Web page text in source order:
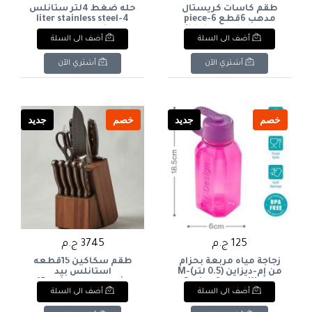
طقم كاسات كريستال
مدهب 6قطع 6-piece
gilded crystal glass set
أضف الى السلة
أشتري الآن
حله ضغط 4لتر ستانلس
4-liter stainless steel
pressure cooker
أضف الى السلة
أشتري الآن
خصم جديد
125 ج.م
زجاجة مياه مربعة بحزام
من إم-ديزاين (0.5 لتر)M-
Design Square Water
Bottle with Strap (0.5L
أضف الى السلة
خصم جديد
3745 ج.م
طقم سكاكين 15قطعه
استانلس بيد
piece stainless steel
knife set with wooden
أضف الى السلة